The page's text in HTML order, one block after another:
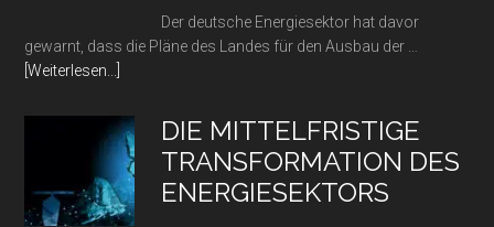
sinken
die
Der deutsche Energiesektor hat davor
gewarnt, dass die Pläne des Landes für den Ausbau der …
[Weiterlesen...]
Plugin
Sind
die
Ansprüche
an
DIE MITTELFRISTIGE
TRANSFORMATION DES
ENERGIESEKTORS